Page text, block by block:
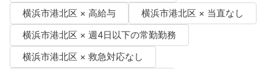
横浜市港北区 × 高給与
横浜市港北区 × 当直なし
横浜市港北区 × 週4日以下の常勤勤務
横浜市港北区 × 救急対応なし